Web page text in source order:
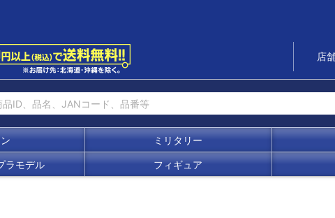
店
ミリタリー
ラモデル フィギュア